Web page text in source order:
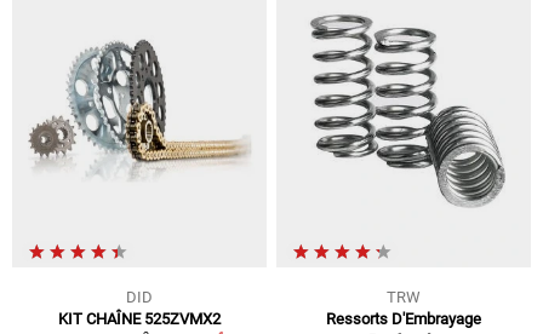
DID
KIT CHAÎNE 525ZVMX2
TRW
Ressorts D'Embrayage